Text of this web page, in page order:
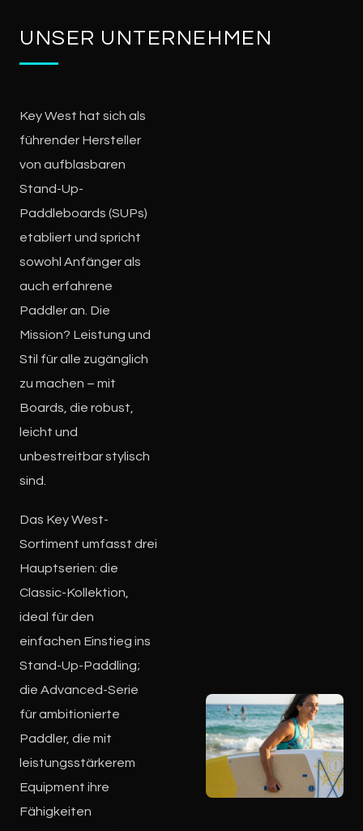
UNSER UNTERNEHMEN
Key West hat sich als
führender Hersteller
von aufblasbaren
Stand-Up-
Paddleboards (SUPs)
etabliert und spricht
sowohl Anfänger als
auch erfahrene
Paddler an. Die
Mission? Leistung und
Stil für alle zugänglich
zu machen – mit
Boards, die robust,
leicht und
unbestreitbar stylisch
sind.
Das Key West-
Sortiment umfasst drei
Hauptserien: die
Classic-Kollektion,
ideal für den
einfachen Einstieg ins
Stand-Up-Paddling;
die Advanced-Serie
für ambitionierte
Paddler, die mit
leistungsstärkerem
Equipment ihre
Fähigkeiten